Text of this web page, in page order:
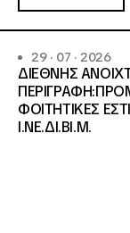
29 · 07 · 2026
ΔΙΕΘΝΗΣ
ΦΟΙΤΗΤΙΚΕΣ
Ι.ΝΕ.ΔΙ.ΒΙ.Μ.